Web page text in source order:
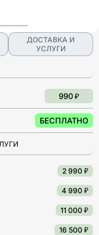
ДОСТАВКА И
УСЛУГИ
990 ₽
БЕСПЛАТНО
2 990 ₽
4 990 ₽
11 000 ₽
16 500 ₽